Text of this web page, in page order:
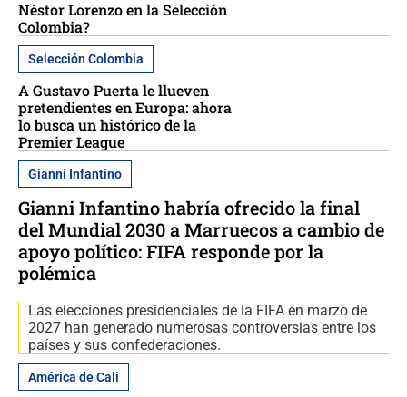
Néstor Lorenzo en la Selección
Colombia?
Selección Colombia
A Gustavo Puerta le llueven
pretendientes en Europa: ahora
lo busca un histórico de la
Premier League
Gianni Infantino
Gianni Infantino habría ofrecido la final
del Mundial 2030 a Marruecos a cambio de
apoyo político: FIFA responde por la
polémica
Las elecciones presidenciales de la FIFA en marzo de
2027 han generado numerosas controversias entre los
países y sus confederaciones.
América de Cali